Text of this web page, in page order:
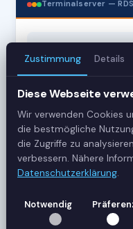
Terminalserver —
SERVER-AUSLASTUNG
Zustimmung Details
Diese Webseite
Wir verwenden Cookies
die bestmögliche
die Zugriffe zu
verbessern. Nähere
Datenschutzerklärung.
Notwendig